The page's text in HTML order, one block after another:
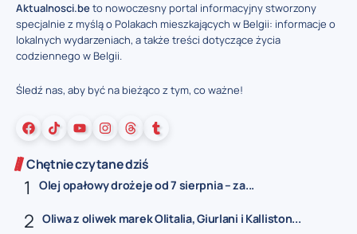
Aktualnosci.beto nowoczesny portal informacyjny stworzony
specjalnie z myślą o Polakach mieszkających w Belgii: informacje o
lokalnych wydarzeniach, a także treści dotyczące życia
codziennego w Belgii.
Śledź nas, aby być na bieżąco z tym, co ważne!
Chętnie czytane dziś
Olej opałowy drożeje od 7 sierpnia – za...
Oliwa z oliwek marek Olitalia, Giurlani i Kalliston...